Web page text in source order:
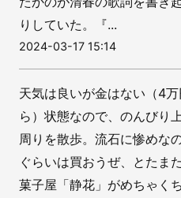
りしていた。『...
2024-03-17 15:14
天気は良いが金はない（4
ら）状態なので、のんびり
周りを散歩。流石に惨めな
ぐらいは買おうぜ、とたま
菓子屋「静花」がめちゃく